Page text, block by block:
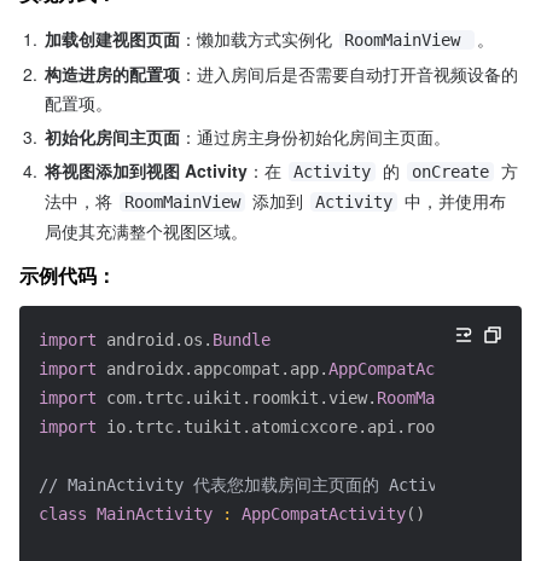
1. 加载创建视图页面 ：懒加载方式实例化 RoomMainView
。
2. 构造进房的配置项 ：进入房间后是否需要自动打开音视频设备的
配置项。
3. 初始化房间主页面 ：通过房主身份初始化房间主页面。
4. 将视图添加到视图 Activity ：在 Activity 的 onCreate
方
法中，将
RoomMainView 添加到 Activity
中，并使用布
局使其充满整个视图区域。
示例代码：
import android.os. Bundle
import
androidx.appcompat.app.AppCompatActivity
import
com.trtc.uikit.roomkit.view. RoomMainView
import
io.trtc.tuikit.atomicxcore.api.room.
// MainActivity 代表您加载房间主页面的 Activity
class MainActivity : AppCompatActivity( )